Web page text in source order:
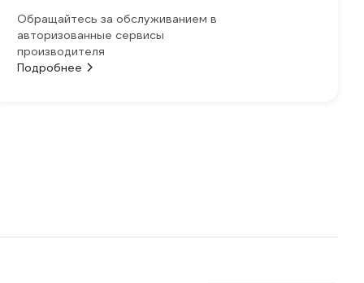
Обращайтесь за обслуживанием в
авторизованные сервисы
производителя
Подробнее